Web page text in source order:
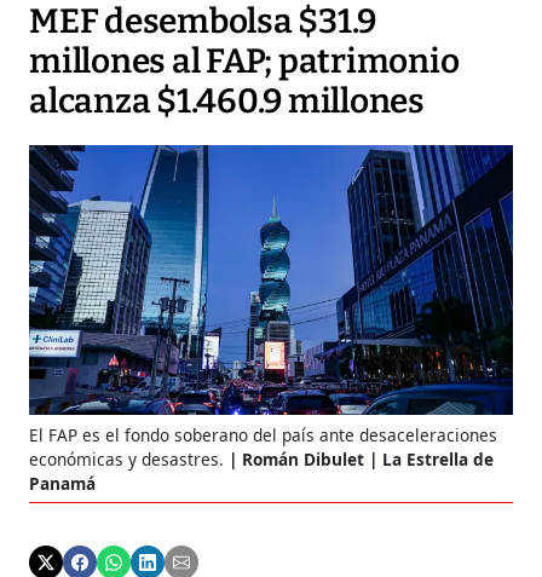
MEF desembolsa $31.9
millones al FAP; patrimonio
alcanza $1.460.9 millones
El FAP es el fondo soberano del país ante desaceleraciones
económicas y desastres.
Román Dibulet | La Estrella de
Panamá